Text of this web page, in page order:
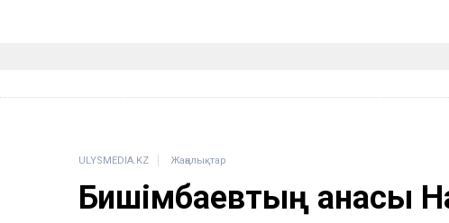
ULYSMEDIA.KZ Жаңалықтар
Бишімбаевтың анасы